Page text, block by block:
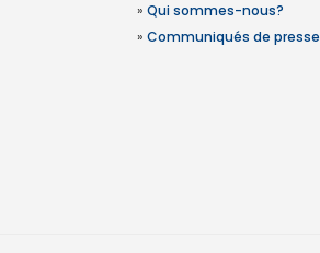
» Qui sommes-nous?
» Communiqués de presse